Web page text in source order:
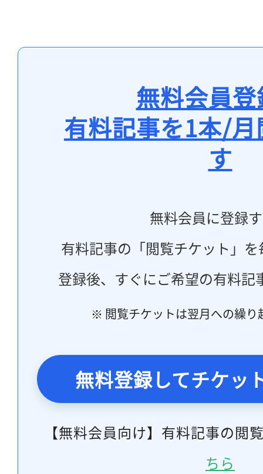
無料会員
有料記事を1本/
す
無料会員に登録
有料記事の「閲覧チケット」
登録後、すぐにご希望の有料記
※ 閲覧チケットは翌月への繰り
無料登録してチケッ
【無料会員向け】有料記事の閲
ちら